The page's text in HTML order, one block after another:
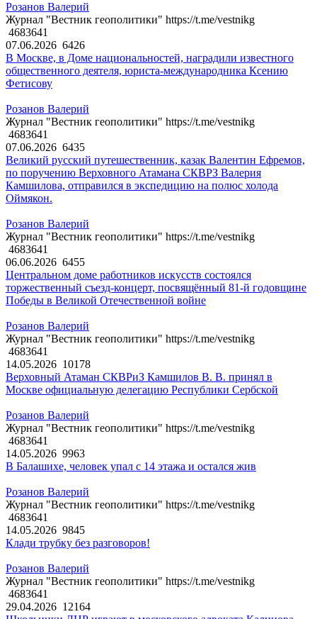
Розанов Валерий
Журнал "Вестник геополитики" https://t.me/vestnikg
4683641
07.06.2026 6426
В Москве, в Доме национальностей, наградили известного
общественного деятеля, юриста-международника Ксению
Фетисову
Розанов Валерий
Журнал "Вестник геополитики" https://t.me/vestnikg
4683641
07.06.2026 6435
Великий русский путешественник, казак Валентин Ефремов,
по поручению Верховного Атамана СКВРЗ Валерия
Камшилова, отправился в экспедицию на полюс холода
Оймякон.
Розанов Валерий
Журнал "Вестник геополитики" https://t.me/vestnikg
4683641
06.06.2026 6455
Центральном доме работников искусств состоялся
торжественный съезд-концерт, посвящённый 81-й годовщине
Победы в Великой Отечественной войне
Розанов Валерий
Журнал "Вестник геополитики" https://t.me/vestnikg
4683641
14.05.2026 10178
Верховный Атаман СКВРиЗ Камшилов В. В. принял в
Москве официальную делегацию Республики Сербской
Розанов Валерий
Журнал "Вестник геополитики" https://t.me/vestnikg
4683641
14.05.2026 9963
В Балашихе, человек упал с 14 этажа и остался жив
Розанов Валерий
Журнал "Вестник геополитики" https://t.me/vestnikg
4683641
14.05.2026 9845
Клади трубку без разговоров!
Розанов Валерий
Журнал "Вестник геополитики" https://t.me/vestnikg
4683641
29.04.2026 12164